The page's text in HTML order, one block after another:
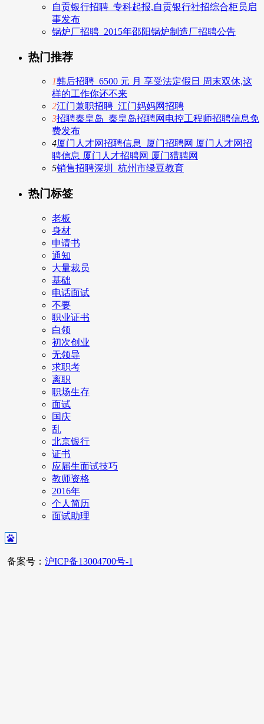
自贡银行招聘_专科起报,自贡银行社招综合柜员启
事发布
锅炉厂招聘_2015年邵阳锅炉制造厂招聘公告
热门推荐
1韩后招聘_6500 元 月 享受法定假日 周末双休,这
样的工作你还不来
2江门兼职招聘_江门妈妈网招聘
3招聘秦皇岛_秦皇岛招聘网电控工程师招聘信息免
费发布
4厦门人才网招聘信息_厦门招聘网 厦门人才网招
聘信息 厦门人才招聘网 厦门猎聘网
5销售招聘深圳_杭州市绿豆教育
热门标签
老板
身材
申请书
通知
大量裁员
基础
电话面试
不要
职业证书
白领
初次创业
无领导
求职考
离职
职场生存
面试
国庆
乱
北京银行
证书
应届生面试技巧
教师资格
2016年
个人简历
面试助理
备案号： 沪ICP备13004700号-1